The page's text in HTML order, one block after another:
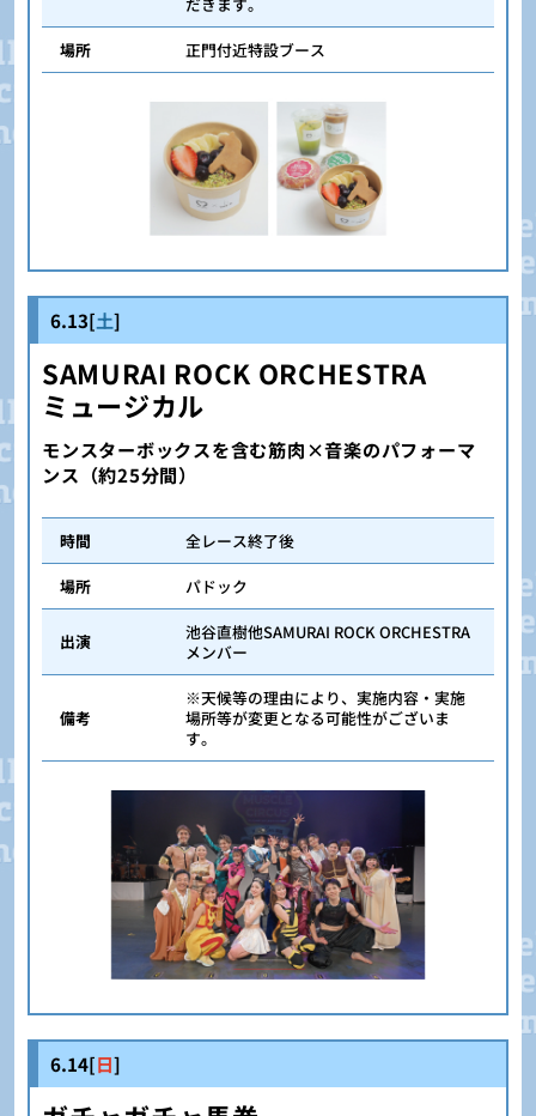
場所
正門付近特設ブース
6.13[土]
SAMURAI ROCK ORCHESTRA
ミュージカル
モンスターボックスを含む筋肉×音楽のパフォーマ
ンス（約25分間）
時間
全レース終了後
場所
パドック
出演
池谷直樹他SAMURAI ROCK ORCHESTRA
メンバー
備考
※天候等の理由により、実施内容・実施
場所等が変更となる可能性がございま
す。
6.14[日]